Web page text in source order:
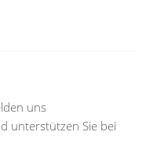
uns
unterstützen Sie bei